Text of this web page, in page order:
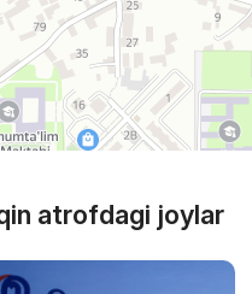
atrofdagi joylar